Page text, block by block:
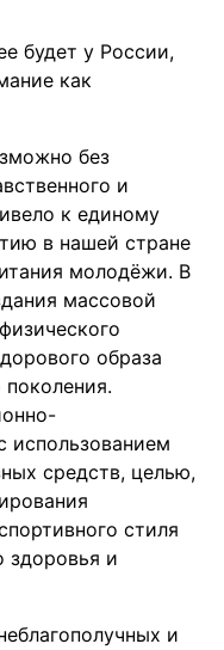
будет у России,
как
без
и
к единому
в нашей стране
молодёжи. В
массовой
образа
использованием
средств, целью,
стиля
здоровья и
и